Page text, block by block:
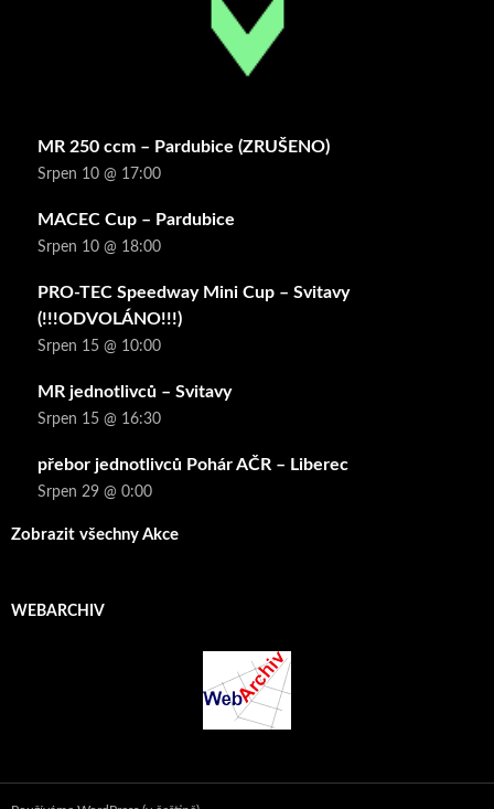
MR 250 ccm – Pardubice (ZRUŠENO)
Srpen 10 @ 17:00
MACEC Cup – Pardubice
Srpen 10 @ 18:00
PRO-TEC Speedway Mini Cup – Svitavy
(!!!ODVOLÁNO!!!)
Srpen 15 @ 10:00
MR jednotlivců – Svitavy
Srpen 15 @ 16:30
přebor jednotlivců Pohár AČR – Liberec
Srpen 29 @ 0:00
Zobrazit všechny Akce
WEBARCHIV